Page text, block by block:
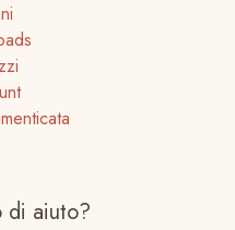
di aiuto?